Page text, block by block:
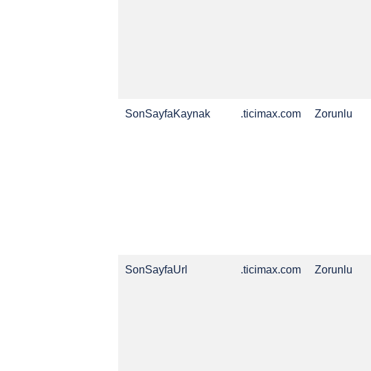
SonSayfaKaynak .ticimax.com Zorunlu
SonSayfaUrl .ticimax.com Zorunlu